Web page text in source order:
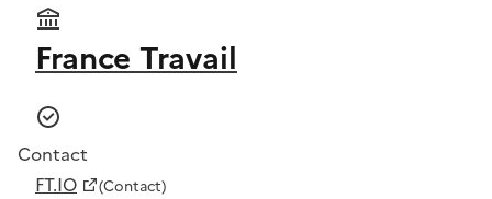
France Travail
Contact
FT.IO
(Contact)